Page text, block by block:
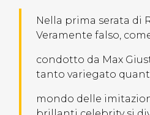
Nella prima serata di
Veramente falso,
condotto da Max
tanto variegato
mondo delle